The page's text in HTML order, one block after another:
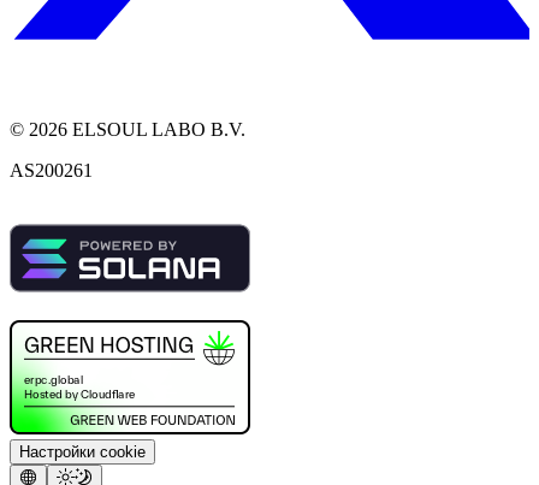
© 2026 ELSOUL LABO B.V.
AS200261
Настройки cookie